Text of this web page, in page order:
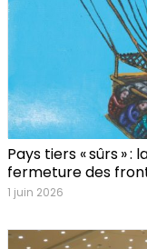
Pays tiers « sûrs »
fermeture des
1 juin 2026